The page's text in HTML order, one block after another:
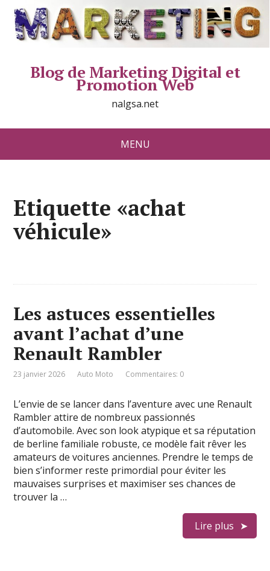
Blog de Marketing Digital et
Promotion Web
nalgsa.net
MENU
Etiquette «achat
véhicule»
Les astuces essentielles
avant l’achat d’une
Renault Rambler
23 janvier 2026 Auto Moto Commentaires: 0
L’envie de se lancer dans l’aventure avec une Renault
Rambler attire de nombreux passionnés
d’automobile. Avec son look atypique et sa réputation
de berline familiale robuste, ce modèle fait rêver les
amateurs de voitures anciennes. Prendre le temps de
bien s’informer reste primordial pour éviter les
mauvaises surprises et maximiser ses chances de
trouver la …
Lire plus